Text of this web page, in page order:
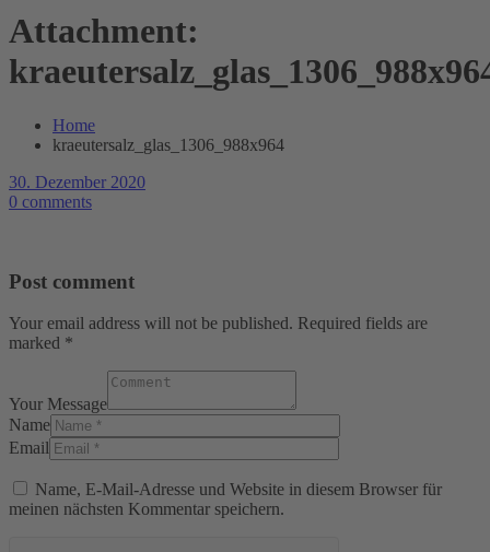
Attachment:
Home
kraeutersalz_glas_1306_988x964
30. Dezember 2020
0 comments
Post comment
Your email address will not be published. Required fields are
marked *
Your Message
Name
Email
Name, E-Mail-Adresse und Website in diesem Browser für
meinen nächsten Kommentar speichern.